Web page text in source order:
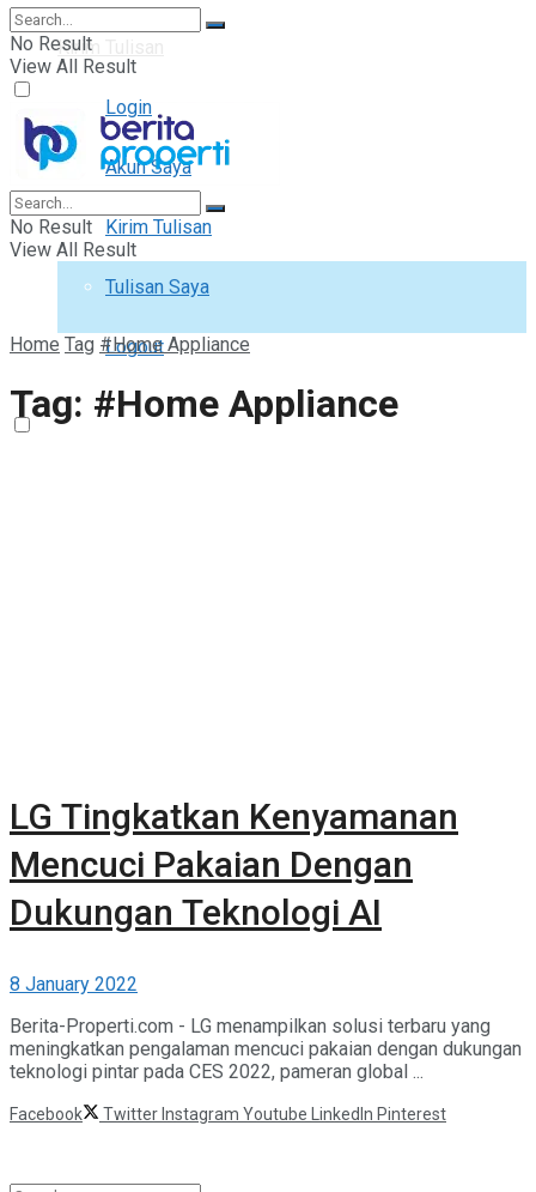
Kirim Tulisan
Login
Akun Saya
Kirim Tulisan
Tulisan Saya
Logout
No Result
View All Result
No Result
View All Result
Home Tag #Home Appliance
Tag: #Home Appliance
LG Tingkatkan Kenyamanan
Mencuci Pakaian Dengan
Dukungan Teknologi AI
8 January 2022
Berita-Properti.com - LG menampilkan solusi terbaru yang
meningkatkan pengalaman mencuci pakaian dengan dukungan
teknologi pintar pada CES 2022, pameran global ...
Facebook Twitter Instagram Youtube LinkedIn Pinterest